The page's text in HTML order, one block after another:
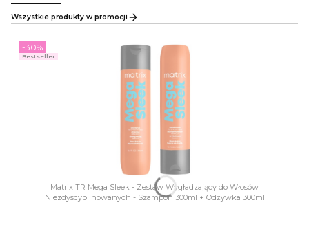
Wszystkie produkty w promocji
Bestseller
Matrix TR Mega Sleek - Zestaw Wygładzający do Włosów
Niezdyscyplinowanych - Szampon 300ml + Odżywka 300ml
-30%